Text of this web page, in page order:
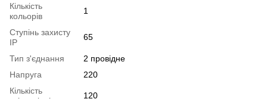
Кількість
кольорів
1
Ступінь захисту
IP
65
Тип з'єднання
2 провідне
Напруга
220
Кількість
120